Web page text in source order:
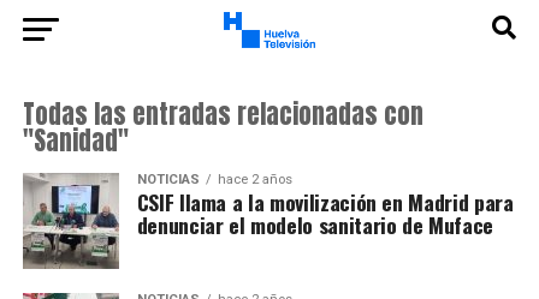
Todas las entradas relacionadas con
"Sanidad"
NOTICIAS hace 2 años
CSIF llama a la movilización en Madrid para
denunciar el modelo sanitario de Muface